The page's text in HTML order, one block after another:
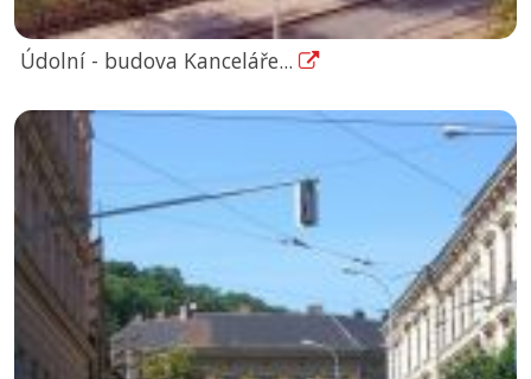
Údolní - budova Kanceláře...